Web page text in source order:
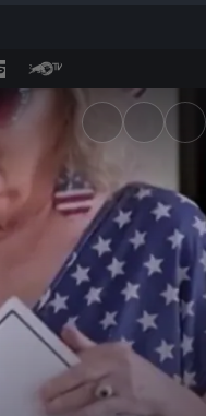
nur